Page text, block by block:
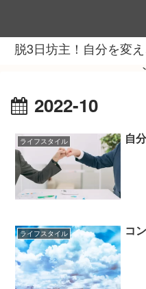
脱3日坊主！自分を変
2022-10
ライフスタイル 自
ライフスタイル コ